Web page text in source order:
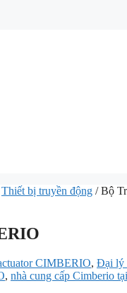
Thiết bị truyền động / Bộ
CIMBERIO, Đại lý
, nhà cung cấp Cimberio